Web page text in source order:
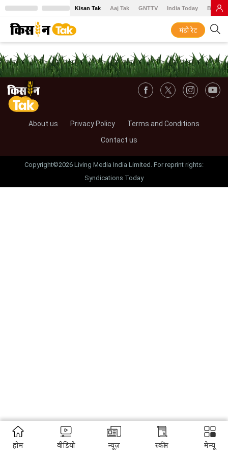
Kisan Tak Aaj Tak GNTTV India Today BT
मंडी रेट
About us Privacy Policy
Terms and Conditions
Contact us
Copyright©2026 Living Media India Limited. For reprint rights:
Syndications Today
होम वीडियो न्यूज़ स्कीम मेन्यू